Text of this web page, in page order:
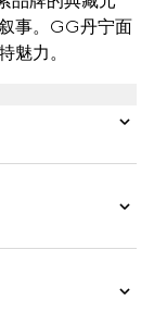
事。GG丹宁面
魅力。